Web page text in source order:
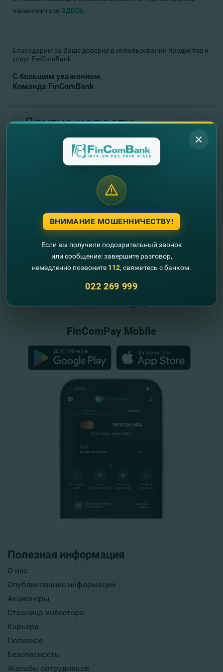
ознакомиться ЗДЕСЬ
Благодарим за Ваше доверие в использовании продуктов и
услуг FinComBank.
С большим уважением,
Команда FinComBank
// Другие новости
Полезная информация
О нас
Опубликование информации
Акционеры
Страница инвестора
Карьера
Полезное
Безопасность
Жалобы сотрудников
"FinComBank" S.A. является членом
Республики Молдова
FinComPay Mobile
ВНИМАНИЕ МОШЕННИЧЕСТВУ!
Если вы получили подозрительный звонок
или сообщение: завершите разговор,
немедленно позвоните 112, свяжитесь с банком.
022 269 999